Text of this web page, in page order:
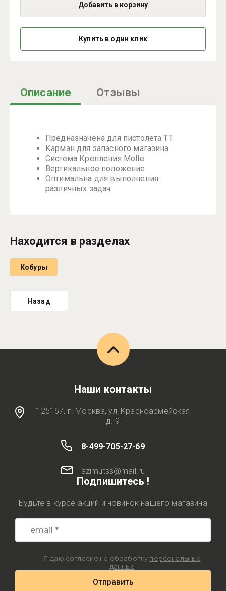
Добавить в корзину
Купить в один клик
Описание Отзывы
Предназначена для пистолета ТТ
Карман для запасного магазина
Система Крепления Molle
Вертикальное положение
Оптимальна для выполнения
различных задач
Находится в разделах
Кобуры
Назад
Наши контакты
125167, г. Москва, ул, Красноармейская
д. 9
8-499-705-27-69
azimutss@mail.ru
Подпишитесь !
Будьте в курсе акций и новинок нашего магазина
Я даю согласие на обработку персональных
данных
Отправить